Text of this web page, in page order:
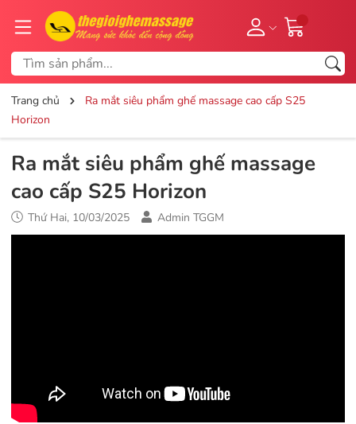
Trang chủ
Ra mắt siêu phẩm ghế massage cao cấp S25
Horizon
Ra mắt siêu phẩm ghế massage
cao cấp S25 Horizon
Thứ Hai, 10/03/2025 Admin TGGM